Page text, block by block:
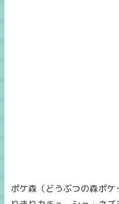
ポケ森（どうぶつの森ポ